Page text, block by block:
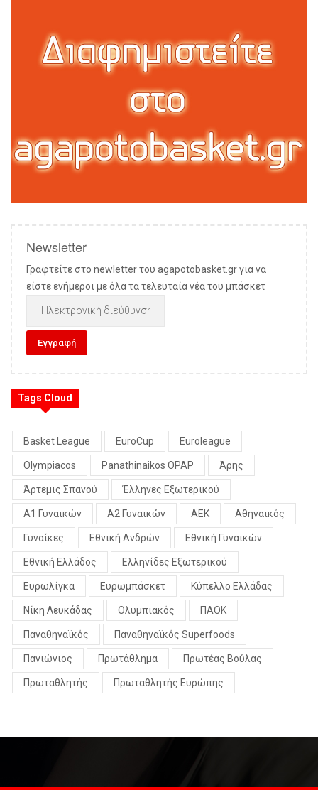
Newsletter
Γραφτείτε στο newletter του agapotobasket.gr για να
είστε ενήμεροι με όλα τα τελευταία νέα του μπάσκετ
Tags Cloud
Basket League EuroCup Euroleague
Olympiacos Panathinaikos OPAP Άρης
Άρτεμις Σπανού Έλληνες Εξωτερικού
Α1 Γυναικών Α2 Γυναικών ΑΕΚ Αθηναικός
Γυναίκες Εθνική Ανδρών Εθνική Γυναικών
Εθνική Ελλάδος Ελληνίδες Εξωτερικού
Ευρωλίγκα Ευρωμπάσκετ Κύπελλο Ελλάδας
Νίκη Λευκάδας Ολυμπιακός ΠΑΟΚ
Παναθηναϊκός Παναθηναϊκός Superfoods
Πανιώνιος Πρωτάθλημα Πρωτέας Βούλας
Πρωταθλητής Πρωταθλητής Ευρώπης